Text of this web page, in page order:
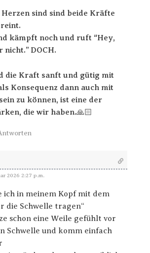
sind sind beide Kräfte
kämpft noch und ruft “Hey,
nicht.” DOCH.
die Kraft sanft und gütig mit
Konsequenz dann auch mit
zu können, ist eine der
die wir haben.🙏🏻
2026 2:27 p.m.
ich in meinem Kopf mit dem
die Schwelle tragen“
schon eine Weile gefühlt vor
Schwelle und komm einfach